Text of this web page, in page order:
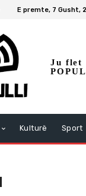
E premte, 7 Gusht,
Ju flet
Kulturë Sport